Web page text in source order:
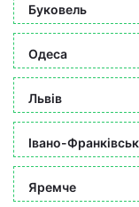
Буковель
Одеса
Львів
Івано-Франківськ
Яремче